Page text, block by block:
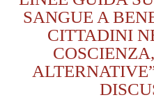
SANGUE A
CITTADINI